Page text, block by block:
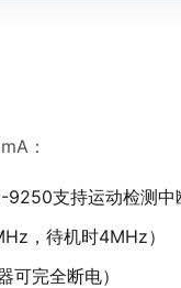
：
9250支持运动检测中
，待机时4MHz）
可完全断电）